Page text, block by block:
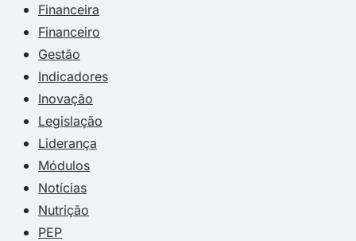
Financeira
Financeiro
Gestão
Indicadores
Inovação
Legislação
Liderança
Módulos
Notícias
Nutrição
PEP